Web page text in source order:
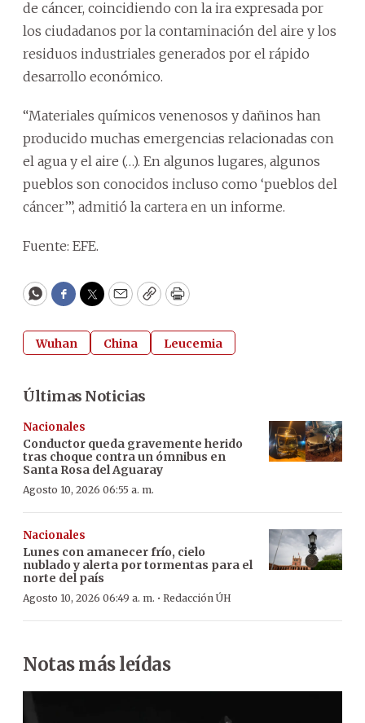
de cáncer, coincidiendo con la ira expresada por
los ciudadanos por la contaminación del aire y los
residuos industriales generados por el rápido
desarrollo económico.
“Materiales químicos venenosos y dañinos han
producido muchas emergencias relacionadas con
el agua y el aire (…). En algunos lugares, algunos
pueblos son conocidos incluso como ‘pueblos del
cáncer’”, admitió la cartera en un informe.
Fuente: EFE.
WhatsApp
Facebook
Twitter
EmailCopyPrint
Wuhan China Leucemia
Últimas Noticias
Nacionales
Conductor queda gravemente herido
tras choque contra un ómnibus en
Santa Rosa del Aguaray
Agosto 10, 2026 06:55 a. m.
Nacionales
Lunes con amanecer frío, cielo
nublado y alerta por tormentas para el
norte del país
Agosto 10, 2026 06:49 a. m. · Redacción ÚH
Notas más leídas